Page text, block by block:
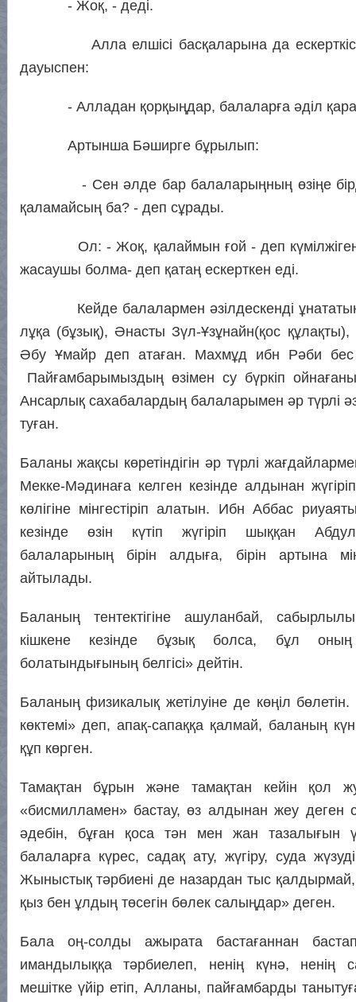
- Жоқ, - деді.
Алла елшісі басқаларына да ескерткісі
дауыспен:
- Алладан қорқыңдар, балаларға әділ
Артынша Бәширге бұрылып:
- Сен әлде бар балаларыңның өзіңе
қаламайсың ба? - деп сұрады.
Ол: - Жоқ, қалаймын ғой - деп
жасаушы болма- деп қатаң ескерткен еді.
Кейде балалармен әзілдескенді ұнататын.
лұқа (бұзық), Әнасты Зүл-Ұзұнайн(қос
Әбу Ұмайр деп атаған. Махмұд ибн Рәби
Пайғамбарымыздың өзімен су бүркіп
Ансарлық сахабалардың балаларымен әр түрлі
туған.
Баланы жақсы көретіндігін әр түрлі
Мекке-Мәдинаға келген кезінде алдынан
көлігіне мінгестіріп алатын. Ибн Аббас
кезінде өзін күтіп жүгіріп шыққан
балаларының бірін алдыға, бірін артына
айтылады.
Баланың тентектігіне ашуланбай,
кішкене кезінде бұзық болса, бұл
болатындығының белгісі» дейтін.
Баланың физикалық жетілуіне де көңіл
көктемі» деп, апақ-сапаққа қалмай, баланың
құп көрген.
Тамақтан бұрын және тамақтан кейін қол
«бисмилламен» бастау, өз алдынан жеу деген
әдебін, бұған қоса тән мен жан тазалығын
балаларға күрес, садақ ату, жүгіру, суда
Жыныстық тәрбиені де назардан тыс
қыз бен ұлдың төсегін бөлек салыңдар» деген.
Бала оң-солды ажырата бастағаннан
имандылыққа тәрбиелеп, ненің күнә, ненің
мешітке үйір етіп, Алланы, пайғамбарды